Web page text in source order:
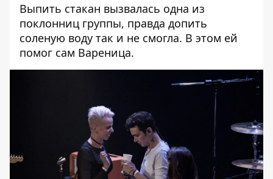
Выпить стакан вызвалась одна из
поклонниц группы, правда допить
соленую воду так и не смогла. В этом ей
помог сам Вареница.